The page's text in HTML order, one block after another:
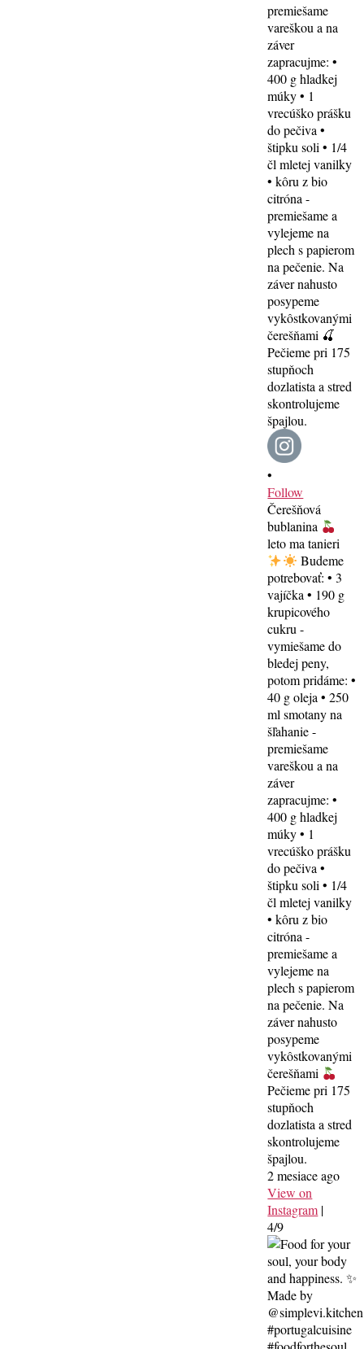
•
Follow
Čerešňová
bublanina
leto ma tanieri
Budeme
potrebovať: • 3
vajíčka • 190 g
krupicového
cukru -
vymiešame do
bledej peny,
potom pridáme: •
40 g oleja • 250
ml smotany na
šľahanie -
premiešame
vareškou a na
záver
zapracujme: •
400 g hladkej
múky • 1
vrecúško prášku
do pečiva •
štipku soli • 1/4
čl mletej vanilky
• kôru z bio
citróna -
premiešame a
vylejeme na
plech s papierom
na pečenie. Na
záver nahusto
posypeme
vykôstkovanými
čerešňami
Pečieme pri 175
stupňoch
dozlatista a stred
skontrolujeme
špajlou.
2 mesiace ago
View on
Instagram |
4/9